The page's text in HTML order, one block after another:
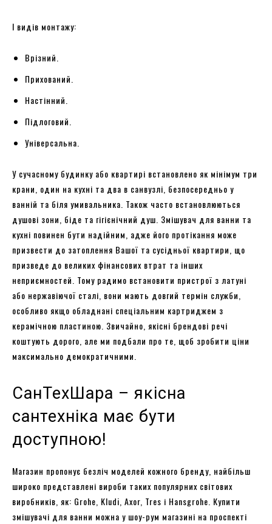
І видів монтажу:
Врізний.
Прихований.
Настінний.
Підлоговий.
Універсальна.
У сучасному будинку або квартирі встановлено як мінімум три
крани, один на кухні та два в санвузлі, безпосередньо у
ванній та біля умивальника. Також часто встановлюються
душові зони, біде та гігієнічний душ. Змішувач для ванни та
кухні повинен бути надійним, адже його протікання може
призвести до затоплення Вашої та сусідньої квартири, що
призведе до великих фінансових втрат та інших
неприємностей. Тому радимо встановити пристрої з латуні
або нержавіючої сталі, вони мають довгий термін служби,
особливо якщо обладнані спеціальним картриджем з
керамічною пластиною. Звичайно, якісні брендові речі
коштують дорого, але ми подбали про те, щоб зробити ціни
максимально демократичними.
СанТехШара – якісна
сантехніка має бути
доступною!
Магазин пропонує безліч моделей кожного бренду, найбільш
широко представлені вироби таких популярних світових
виробників, як: Grohe, Kludi, Axor, Tres і Hansgrohe. Купити
змішувачі для ванни можна у шоу-рум магазині на проспекті